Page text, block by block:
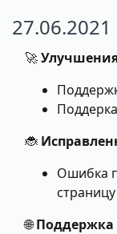
27.06.2021
🚀
🐞
Ошибка
🌐Поддержка